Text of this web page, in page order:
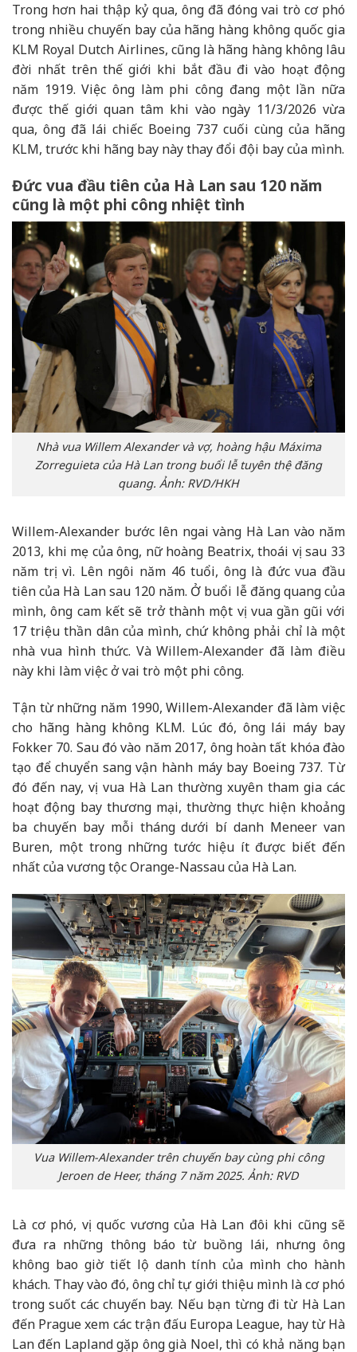
Trong hơn hai thập kỷ qua, ông đã đóng vai trò cơ phó
trong nhiều chuyến bay của hãng hàng không quốc gia
KLM Royal Dutch Airlines, cũng là hãng hàng không lâu
đời nhất trên thế giới khi bắt đầu đi vào hoạt động
năm 1919. Việc ông làm phi công đang một lần nữa
được thế giới quan tâm khi vào ngày 11/3/2026 vừa
qua, ông đã lái chiếc Boeing 737 cuối cùng của hãng
KLM, trước khi hãng bay này thay đổi đội bay của mình.
Đức vua đầu tiên của Hà Lan sau 120 năm
cũng là một phi công nhiệt tình
Nhà vua Willem Alexander và vợ, hoàng hậu Máxima
Zorreguieta của Hà Lan trong buổi lễ tuyên thệ đăng
quang. Ảnh: RVD/HKH
Willem-Alexander bước lên ngai vàng Hà Lan vào năm
2013, khi mẹ của ông, nữ hoàng Beatrix, thoái vị sau 33
năm trị vì. Lên ngôi năm 46 tuổi, ông là đức vua đầu
tiên của Hà Lan sau 120 năm. Ở buổi lễ đăng quang của
mình, ông cam kết sẽ trở thành một vị vua gần gũi với
17 triệu thần dân của mình, chứ không phải chỉ là một
nhà vua hình thức. Và Willem-Alexander đã làm điều
này khi làm việc ở vai trò một phi công.
Tận từ những năm 1990, Willem-Alexander đã làm việc
cho hãng hàng không KLM. Lúc đó, ông lái máy bay
Fokker 70. Sau đó vào năm 2017, ông hoàn tất khóa đào
tạo để chuyển sang vận hành máy bay Boeing 737. Từ
đó đến nay, vị vua Hà Lan thường xuyên tham gia các
hoạt động bay thương mại, thường thực hiện khoảng
ba chuyến bay mỗi tháng dưới bí danh Meneer van
Buren, một trong những tước hiệu ít được biết đến
nhất của vương tộc Orange-Nassau của Hà Lan.
Vua Willem-Alexander trên chuyến bay cùng phi công
Jeroen de Heer, tháng 7 năm 2025. Ảnh: RVD
Là cơ phó, vị quốc vương của Hà Lan đôi khi cũng sẽ
đưa ra những thông báo từ buồng lái, nhưng ông
không bao giờ tiết lộ danh tính của mình cho hành
khách. Thay vào đó, ông chỉ tự giới thiệu mình là cơ phó
trong suốt các chuyến bay. Nếu bạn từng đi từ Hà Lan
đến Prague xem các trận đấu Europa League, hay từ Hà
Lan đến Lapland gặp ông già Noel, thì có khả năng bạn